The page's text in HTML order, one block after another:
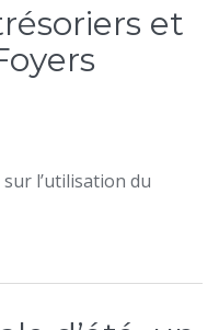
et
l’utilisation du